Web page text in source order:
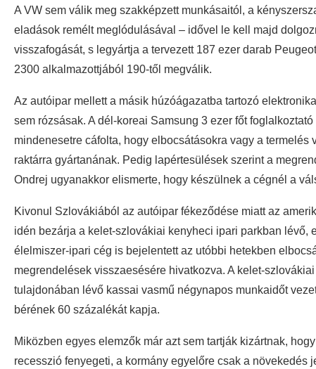
A VW sem válik meg szakképzett munkásaitól, a
eladások remélt meglódulásával – idővel le kell majd
visszafogását, s legyártja a tervezett 187 ezer darab
2300 alkalmazottjából 190-től megválik.
Az autóipar mellett a másik húzóágazatba tartozó
sem rózsásak. A dél-koreai Samsung 3 ezer főt
mindenesetre cáfolta, hogy elbocsátásokra vagy a
raktárra gyártanának. Pedig lapértesülések szerint a
Ondrej ugyanakkor elismerte, hogy készülnek a cégnél a
Kivonul Szlovákiából az autóipar fékeződése miatt az
idén bezárja a kelet-szlovákiai kenyheci ipari parkban lévő,
élelmiszer-ipari cég is bejelentett az utóbbi hetekben
megrendelések visszaesésére hivatkozva. A kelet-
tulajdonában lévő kassai vasmű négynapos munkaidőt
bérének 60 százalékát kapja.
Miközben egyes elemzők már azt sem tartják kizártnak,
recesszió fenyegeti, a kormány egyelőre csak a